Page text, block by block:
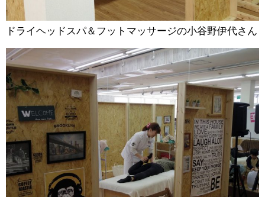
ドライヘッドスパ＆フットマッサージの小谷野伊代さん